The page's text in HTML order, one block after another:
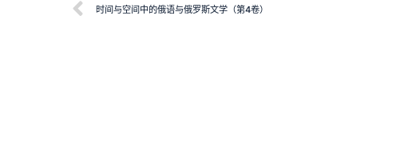
时间与空间中的俄语与俄罗斯文学（第4卷）